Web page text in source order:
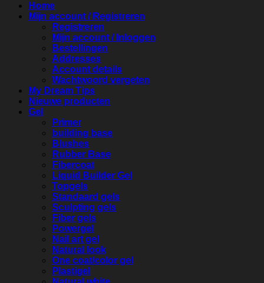
Home
Mijn account / Registreren
Registreren
Mijn account / Inloggen
Bestellingen
Addresses
Account details
Wachtwoord vergeten
My Dream Tips
Nieuwe producten
Gel
Primer
building base
Blushes
Rubber Base
Fibercoat
Liquid Builder Gel
Topgels
Standaard gels
Sculpting gels
Fiber gels
Powergel
Nail art gel
Natural look
One coat/color gel
Plastigel